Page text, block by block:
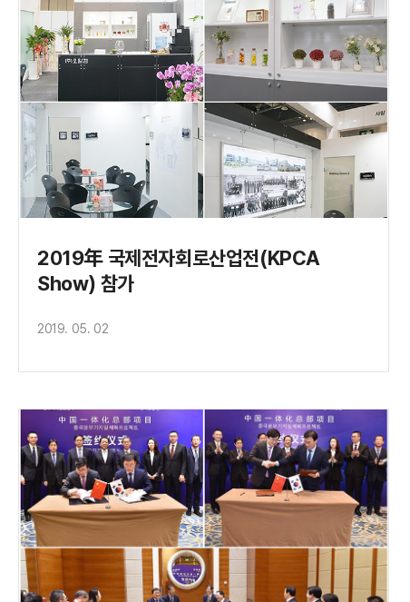
2019年 국제전자회로산업전(KPCA
Show) 참가
2019. 05. 02